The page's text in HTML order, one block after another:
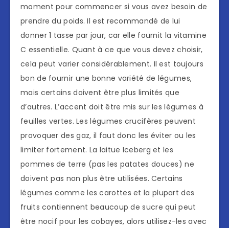
moment pour commencer si vous avez besoin de
prendre du poids. Il est recommandé de lui
donner 1 tasse par jour, car elle fournit la vitamine
C essentielle. Quant à ce que vous devez choisir,
cela peut varier considérablement. Il est toujours
bon de fournir une bonne variété de légumes,
mais certains doivent être plus limités que
d’autres. L’accent doit être mis sur les légumes à
feuilles vertes. Les légumes crucifères peuvent
provoquer des gaz, il faut donc les éviter ou les
limiter fortement. La laitue Iceberg et les
pommes de terre (pas les patates douces) ne
doivent pas non plus être utilisées. Certains
légumes comme les carottes et la plupart des
fruits contiennent beaucoup de sucre qui peut
être nocif pour les cobayes, alors utilisez-les avec